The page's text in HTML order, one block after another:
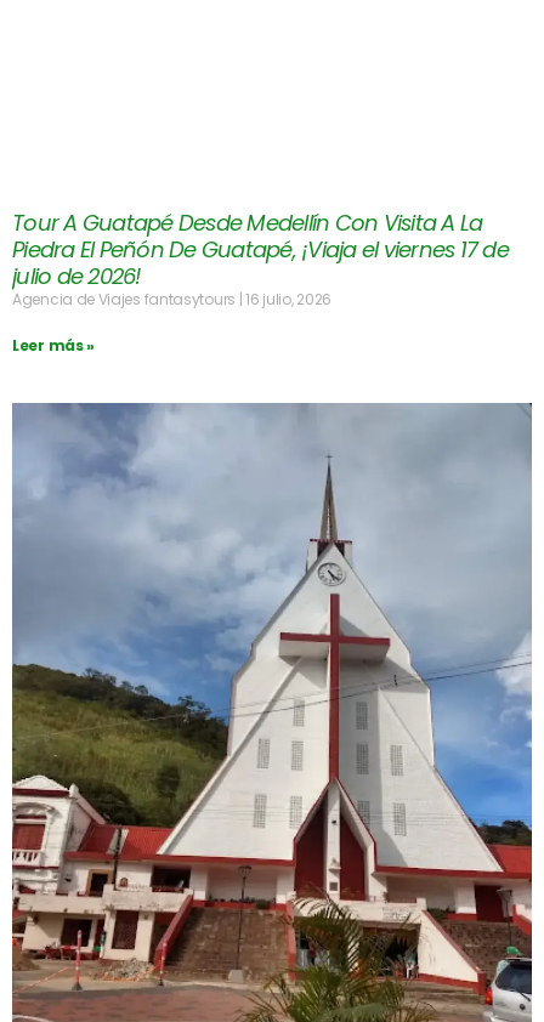
Tour A Guatapé Desde Medellín Con Visita A La
Piedra El Peñón De Guatapé, ¡Viaja el viernes 17 de
julio de 2026!
Agencia de Viajes fantasytours 16 julio, 2026
Leer más »